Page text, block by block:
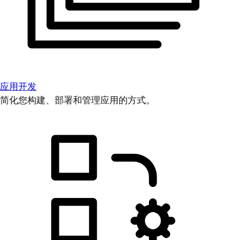
应用开发
简化您构建、部署和管理应用的方式。